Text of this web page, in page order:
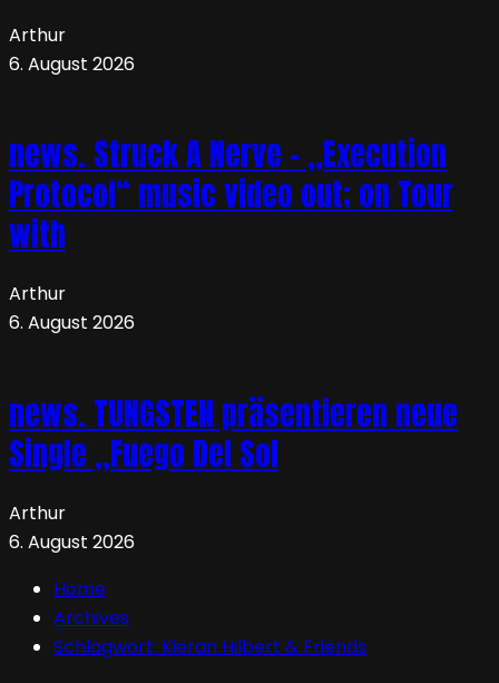
Arthur
6. August 2026
news. Struck A Nerve – „Execution
Protocol“ music video out; on Tour
with
Arthur
6. August 2026
news. TUNGSTEN präsentieren neue
Single „Fuego Del Sol
Arthur
6. August 2026
Home
Archives
Schlagwort: Kieran Hilbert & Friends